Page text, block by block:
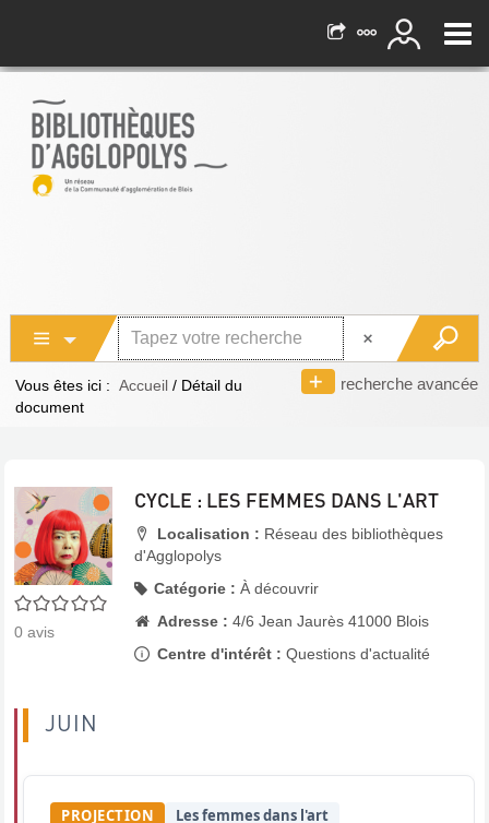
recherche avancée
Vous êtes ici : Accueil / Détail du
document
0/5
0 avis
CYCLE : LES FEMMES DANS L'ART
Localisation : Réseau des bibliothèques
d'Agglopolys
Catégorie : À découvrir
Adresse : 4/6 Jean Jaurès 41000 Blois
Centre d'intérêt : Questions d'actualité
JUIN
PROJECTION Les femmes dans l'art